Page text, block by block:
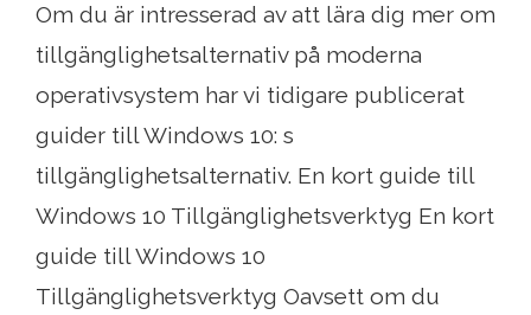
Om du är intresserad av att lära dig mer om
tillgänglighetsalternativ på moderna
operativsystem har vi tidigare publicerat
guider till Windows 10: s
tillgänglighetsalternativ. En kort guide till
Windows 10 Tillgänglighetsverktyg En kort
guide till Windows 10
Tillgänglighetsverktyg Oavsett om du